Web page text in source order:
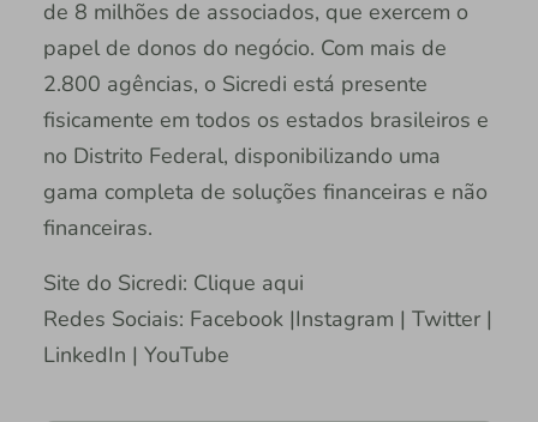
de 8 milhões de associados, que exercem o
papel de donos do negócio. Com mais de
2.800 agências, o Sicredi está presente
fisicamente em todos os estados brasileiros e
no Distrito Federal, disponibilizando uma
gama completa de soluções financeiras e não
financeiras.
Site do Sicredi: Clique aqui
Redes Sociais: Facebook |Instagram | Twitter |
LinkedIn | YouTube